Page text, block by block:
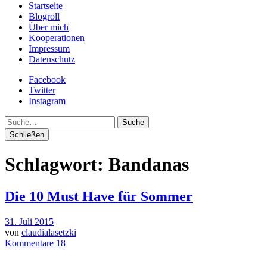
Startseite
Blogroll
Über mich
Kooperationen
Impressum
Datenschutz
Facebook
Twitter
Instagram
Suche
Schließen
Schlagwort: Bandanas
Die 10 Must Have für Sommer
31. Juli 2015
von claudialasetzki
Kommentare 18